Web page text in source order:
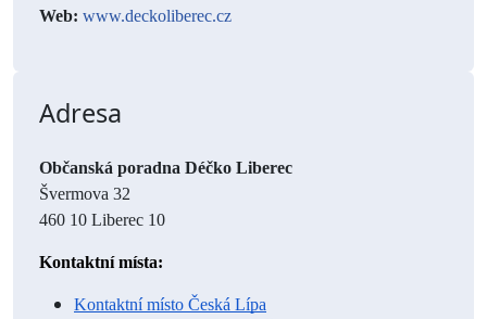
Web: www.deckoliberec.cz
Adresa
Občanská poradna Déčko Liberec
Švermova 32
460 10 Liberec 10
Kontaktní místa:
Kontaktní místo Česká Lípa